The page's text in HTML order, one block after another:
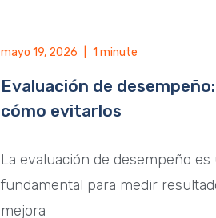
mayo 19, 2026 1 minute
Evaluación de
cómo evitarlos
La evaluación de desempeño
fundamental para medir
mejora